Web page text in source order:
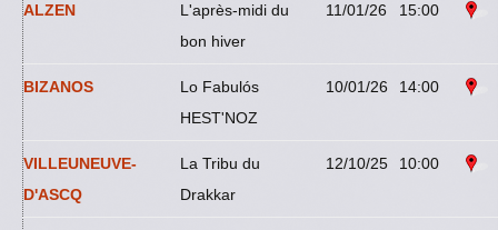
ALZEN
L'après-midi du
bon hiver
11/01/26 15:00
BIZANOS
Lo Fabulós
HEST'NOZ
10/01/26 14:00
VILLEUNEUVE-
D'ASCQ
La Tribu du
Drakkar
12/10/25 10:00